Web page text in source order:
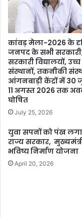
कांवड़ मेला-2026 के
जनपद के सभी
सरकारी विद्यालयों,
संस्थानों, तकनीकी
आंगनबाड़ी केंद्रों में 30
11 अगस्त 2026 तक
घोषित
July 25, 2026
युवा सपनों को पंख
राज्य सरकार,
भविष्य निर्माण योजना
April 20, 2026